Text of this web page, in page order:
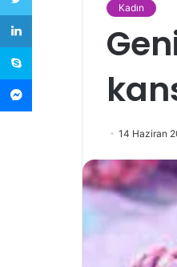
Kadın
14 Haziran
LinkedIn
Skype
Messenger